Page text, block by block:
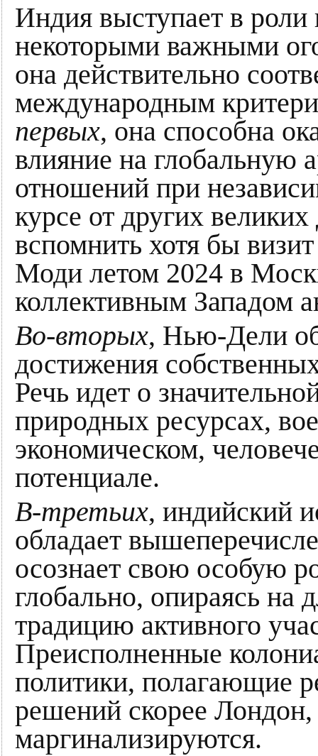
Индия выступает в
некоторыми важными
она действительно
международным
первых, она способна
влияние на глобальную
отношений при
курсе от других
вспомнить хотя бы
Моди летом 2024 в
коллективным Западом
Во-вторых, Нью-Дели
достижения
Речь идет о
природных ресурсах,
экономическом,
потенциале.
В-третьих, индийский
обладает
осознает свою особую
глобально, опираясь на
традицию активного
Преисполненные
политики, полагающие
решений скорее
маргинализируются.